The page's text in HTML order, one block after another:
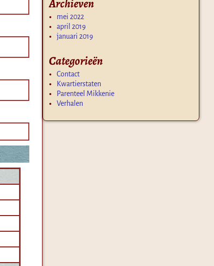
Archieven
mei 2022
april 2019
januari 2019
Categorieën
Contact
Kwartierstaten
Parenteel Mikkenie
Verhalen